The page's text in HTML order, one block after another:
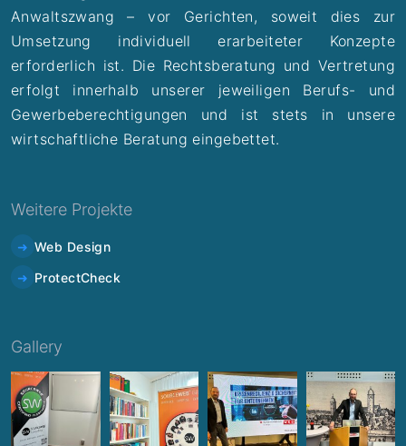
Anwaltszwang – vor Gerichten, soweit dies zur
Umsetzung individuell erarbeiteter Konzepte
erforderlich ist. Die Rechtsberatung und Vertretung
erfolgt innerhalb unserer jeweiligen Berufs- und
Gewerbeberechtigungen und ist stets in unsere
wirtschaftliche Beratung eingebettet.
Weitere Projekte
Web Design
ProtectCheck
Gallery